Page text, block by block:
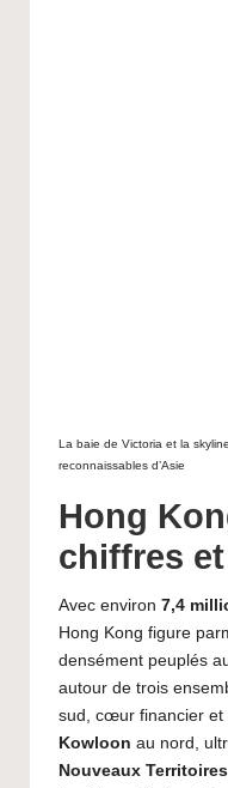
La baie de Victoria et la
reconnaissables d’Asie
Hong
chiffres
Avec environ 7,4
Hong Kong figure
densément peuplés
autour de trois
sud, cœur financier et
Kowloon au nord,
Nouveaux Territoires